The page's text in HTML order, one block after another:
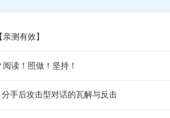
测有效】
读！照做！坚持！
分手后攻击型对话的瓦解与反击